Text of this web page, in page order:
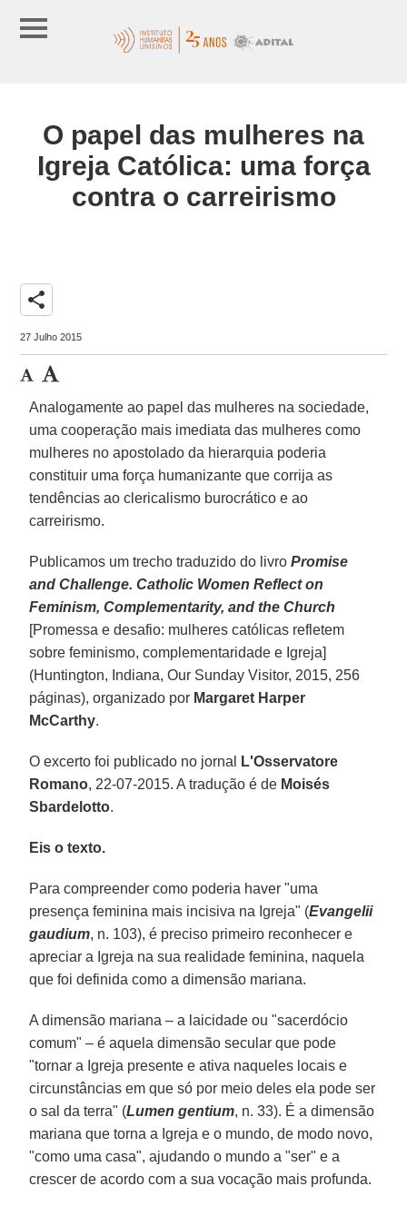
O papel das mulheres na
Igreja Católica: uma força
contra o carreirismo
share
27 Julho 2015
Analogamente ao papel das mulheres na sociedade,
uma cooperação mais imediata das mulheres como
mulheres no apostolado da hierarquia poderia
constituir uma força humanizante que corrija as
tendências ao clericalismo burocrático e ao
carreirismo.
Publicamos um trecho traduzido do livroPromise
and Challenge. Catholic Women Reflect on
Feminism, Complementarity, and the Church
[Promessa e desafio: mulheres católicas refletem
sobre feminismo, complementaridade e Igreja]
(Huntington, Indiana, Our Sunday Visitor, 2015, 256
páginas), organizado por Margaret Harper
McCarthy.
O excerto foi publicado no jornal
L'Osservatore
Romano, 22-07-2015. A tradução é de Moisés
Sbardelotto.
Eis o texto.
Para compreender como poderia haver "uma
presença feminina mais incisiva na Igreja" (Evangelii
gaudium, n. 103), é preciso primeiro reconhecer e
apreciar a Igreja na sua realidade feminina, naquela
que foi definida como a dimensão mariana.
A dimensão mariana – a laicidade ou "sacerdócio
comum" – é aquela dimensão secular que pode
"tornar a Igreja presente e ativa naqueles locais e
circunstâncias em que só por meio deles ela pode ser
o sal da terra" (Lumen gentium, n. 33). É a dimensão
mariana que torna a Igreja e o mundo, de modo novo,
"como uma casa", ajudando o mundo a "ser" e a
crescer de acordo com a sua vocação mais profunda.